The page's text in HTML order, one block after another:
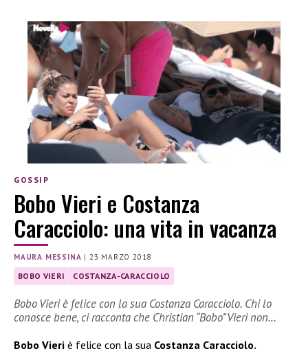
GOSSIP
Bobo Vieri e Costanza
Caracciolo: una vita in vacanza
MAURA MESSINA | 23 MARZO 2018
BOBO VIERI COSTANZA-CARACCIOLO
Bobo Vieri è felice con la sua Costanza Caracciolo. Chi lo
conosce bene, ci racconta che Christian “Bobo” Vieri non…
Bobo Vieri è felice con la sua Costanza Caracciolo.